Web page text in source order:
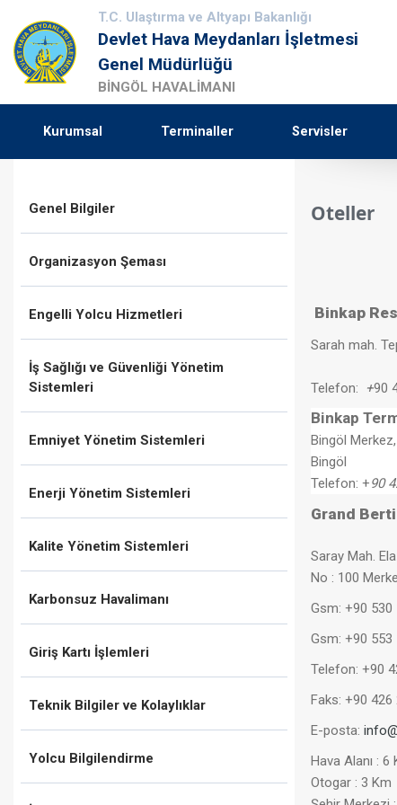
T.C. Ulaştırma ve Altyapı Bakanlığı
Devlet Hava Meydanları İşletmesi
Genel Müdürlüğü
BİNGÖL HAVALİMANI
Kurumsal Terminaller Servisler
Genel Bilgiler
Organizasyon Şeması
Engelli Yolcu Hizmetleri
İş Sağlığı ve Güvenliği Yönetim
Sistemleri
Emniyet Yönetim Sistemleri
Enerji Yönetim Sistemleri
Kalite Yönetim Sistemleri
Karbonsuz Havalimanı
Giriş Kartı İşlemleri
Teknik Bilgiler ve Kolaylıklar
Yolcu Bilgilendirme
Oteller
Binkap
Sarah mah.
Telefon: +90
Binkap
Bingöl
Bingöl
Telefon: +90
Grand
Saray Mah.
No : 100
Gsm: +90 530
Gsm: +90 553
Telefon: +90
Faks: +90 426
E-posta:
Hava Alanı : 6
Otogar : 3 Km